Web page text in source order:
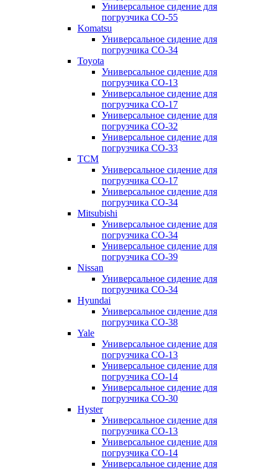
Универсальное сидение для
погрузчика CO-55
Komatsu
Универсальное сидение для
погрузчика CO-34
Toyota
Универсальное сидение для
погрузчика CO-13
Универсальное сидение для
погрузчика CO-17
Универсальное сидение для
погрузчика CO-32
Универсальное сидение для
погрузчика CO-33
TCM
Универсальное сидение для
погрузчика CO-17
Универсальное сидение для
погрузчика CO-34
Mitsubishi
Универсальное сидение для
погрузчика CO-34
Универсальное сидение для
погрузчика CO-39
Nissan
Универсальное сидение для
погрузчика CO-34
Hyundai
Универсальное сидение для
погрузчика CO-38
Yale
Универсальное сидение для
погрузчика CO-13
Универсальное сидение для
погрузчика CO-14
Универсальное сидение для
погрузчика CO-30
Hyster
Универсальное сидение для
погрузчика CO-13
Универсальное сидение для
погрузчика CO-14
Универсальное сидение для